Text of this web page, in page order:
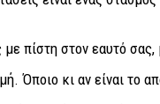
με πίστη στον εαυτό
Όποιο κι αν είναι το